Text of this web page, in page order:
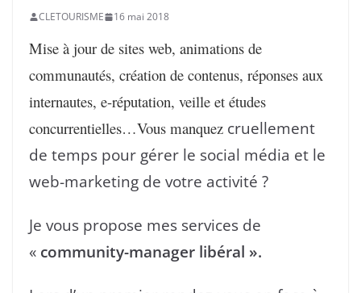
CLETOURISME 16 mai 2018
Mise à jour de sites web, animations de
communautés, création de contenus, réponses aux
internautes, e-réputation, veille et études
concurrentielles…Vous manquez cruellement
de temps pour gérer le social média et le
web-marketing de votre activité ?
Je vous propose mes services de
« community-manager libéral ».